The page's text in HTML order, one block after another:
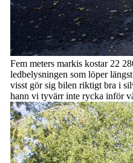
Fem meters markis kostar 22
ledbelysningen som löper
visst gör sig bilen riktigt bra i
hann vi tyvärr inte rycka inför